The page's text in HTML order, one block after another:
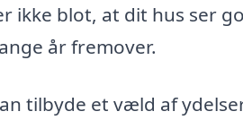
ikke blot, at dit hus ser
år fremover.
tilbyde et væld af